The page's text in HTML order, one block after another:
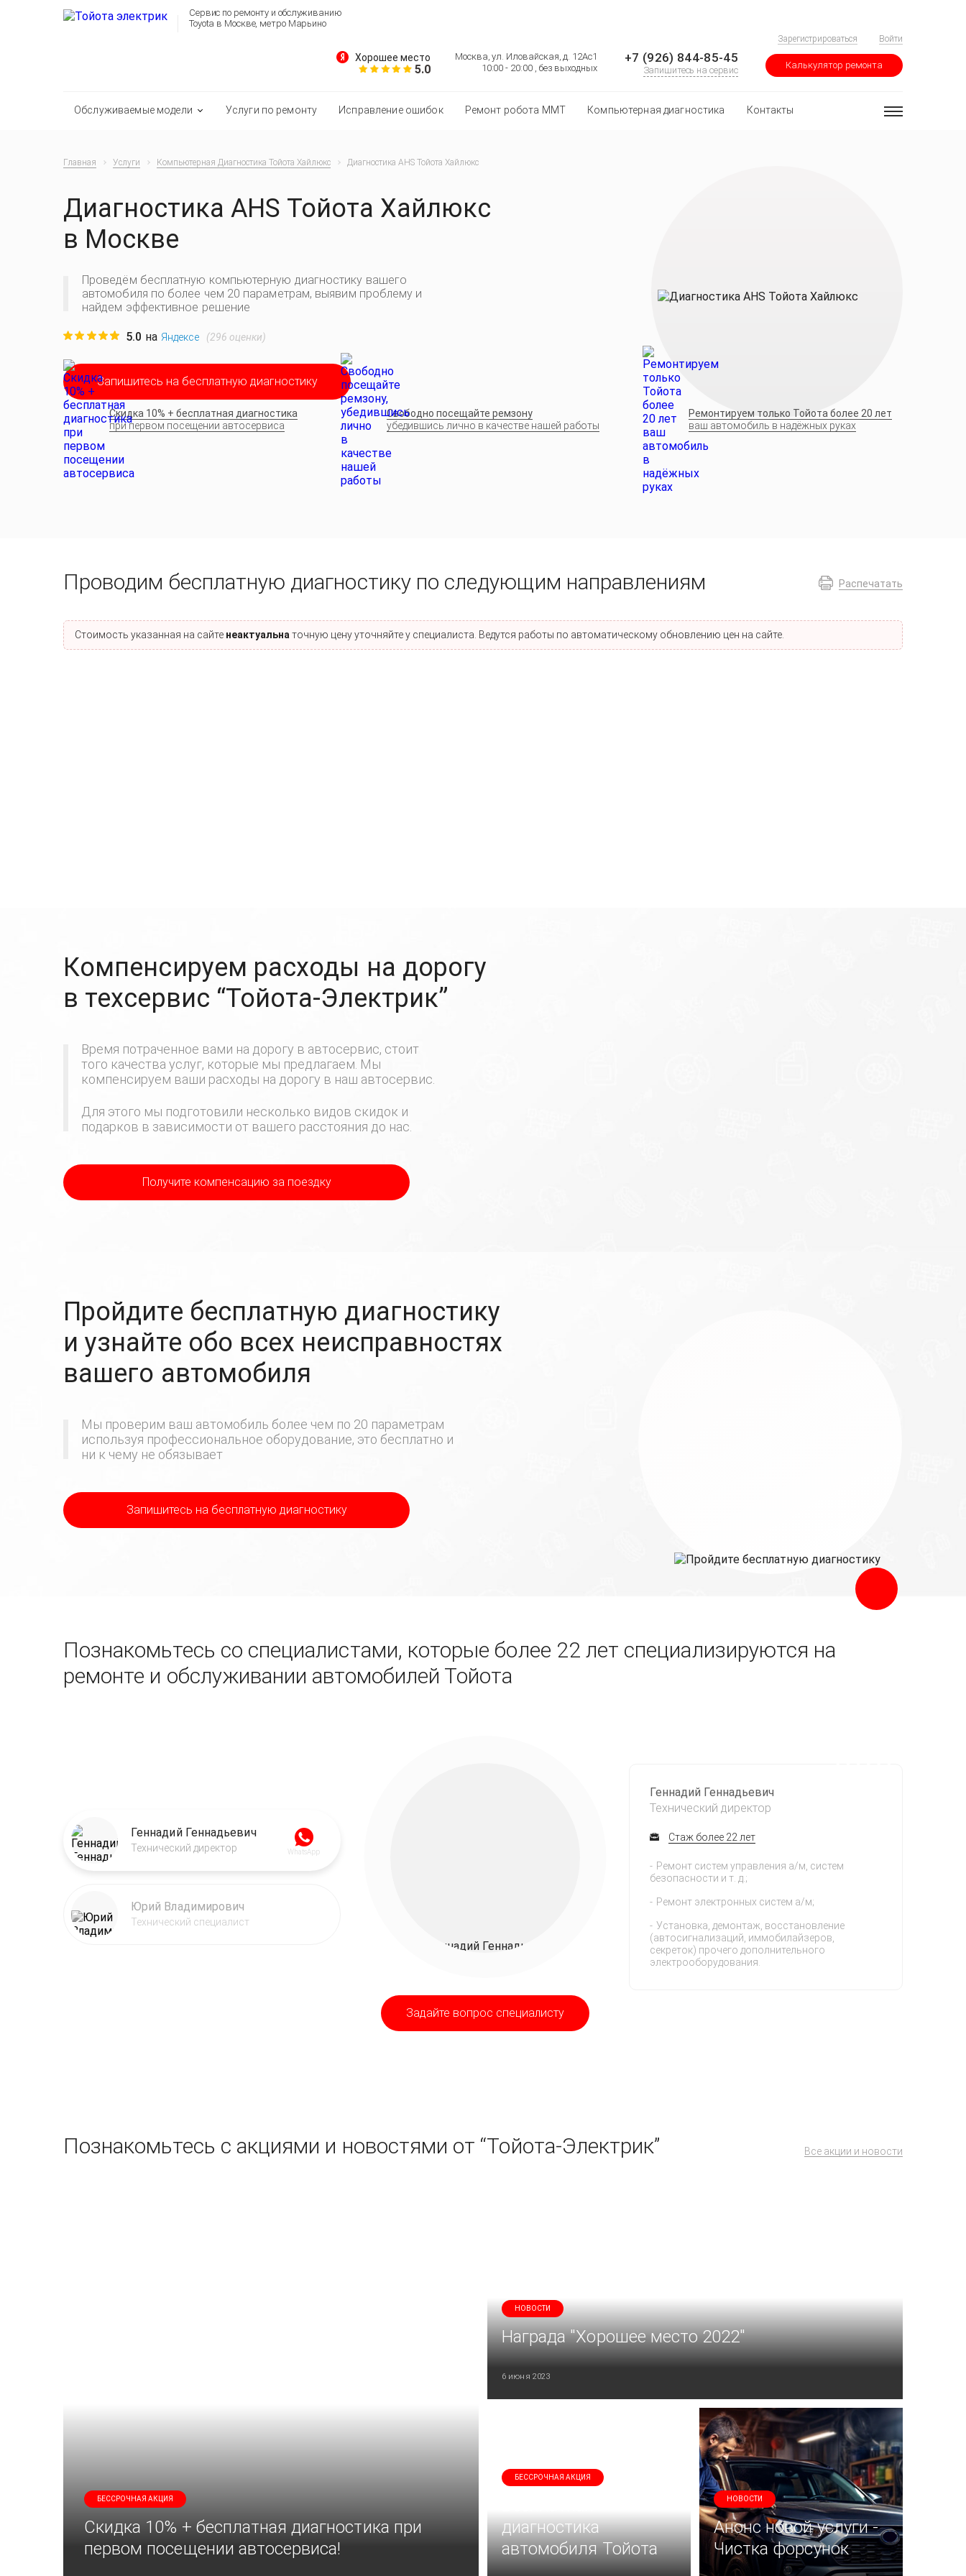
Сервис по ремонту и обслуживанию
Toyota в Москве, метро Марьино
Зарегистрироваться Войти
Хорошее место
5.0
Москва, ул. Иловайская, д. 12Ас1
10:00 - 20:00 , без выходных
+7 (926) 844-85-45
Запишитесь на сервис Калькулятор ремонта
Обслуживаемые модели Услуги по ремонту Исправление ошибок Ремонт робота MMT Компьютерная диагностика Контакты
Главная Услуги Компьютерная Диагностика Тойота Хайлюкс Диагностика AHS Тойота Хайлюкс
Диагностика AHS Тойота Хайлюкс
в Москве
Проведём бесплатную компьютерную диагностику вашего
автомобиля по более чем 20 параметрам, выявим проблему и
найдем эффективное решение
5.0 на Яндексе (296 оценки)
Запишитесь на бесплатную диагностику
Скидка 10% + бесплатная диагностика
при первом посещении автосервиса
Свободно посещайте ремзону
убедившись лично в качестве нашей работы
Ремонтируем только Тойота более 20 лет
ваш автомобиль в надёжных руках
Распечатать
Проводим бесплатную диагностику по следующим направлениям
Стоимость указанная на сайте неактуальна точную цену уточняйте у специалиста. Ведутся работы по автоматическому обновлению цен на сайте.
Компенсируем расходы на дорогу
в техсервис “Тойота-Электрик”
Время потраченное вами на дорогу в автосервис, стоит
того качества услуг, которые мы предлагаем. Мы
компенсируем ваши расходы на дорогу в наш автосервис.
Для этого мы подготовили несколько видов скидок и
подарков в зависимости от вашего расстояния до нас.
Получите компенсацию за поездку
Пройдите бесплатную диагностику
и узнайте обо всех неисправностях
вашего автомобиля
Мы проверим ваш автомобиль более чем по 20 параметрам
используя профессиональное оборудование, это бесплатно и
ни к чему не обязывает
Запишитесь на бесплатную диагностику
Познакомьтесь со специалистами, которые более 22 лет специализируются на
ремонте и обслуживании автомобилей Тойота
Геннадий Геннадьевич
Технический директор WhatsApp
Юрий Владимирович
Технический специалист
Задайте вопрос специалисту
Геннадий Геннадьевич
Технический директор
Стаж более 22 лет
Ремонт систем управления а/м, систем
безопасности и т. д.;
Ремонт электронных систем а/м;
Установка, демонтаж, восстановление
(автосигнализаций, иммобилайзеров,
секреток) прочего дополнительного
электрооборудования.
Все акции и новости
Познакомьтесь с акциями и новостями от “Тойота-Электрик”
БЕССРОЧНАЯ АКЦИЯ
Скидка 10% + бесплатная диагностика при
первом посещении автосервиса!
НОВОСТИ
Награда "Хорошее место 2022"
6 июня 2023
БЕССРОЧНАЯ АКЦИЯ
диагностика
автомобиля Тойота
НОВОСТИ
Анонс новой услуги -
Чистка форсунок